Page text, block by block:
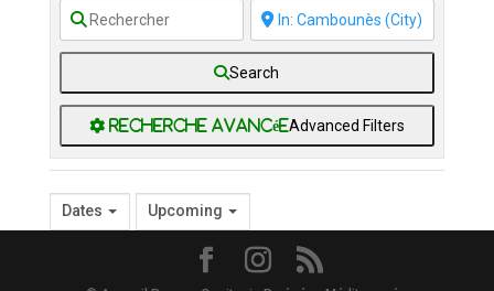
Search
Advanced Filters
Dates Upcoming